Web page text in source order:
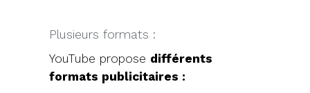
Plusieurs formats :
YouTube propose différents
formats publicitaires :